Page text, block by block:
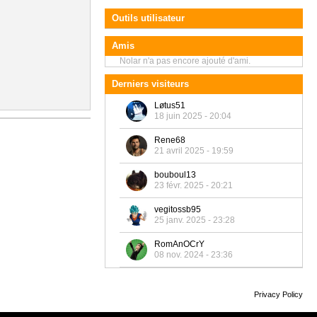
Outils utilisateur
Amis
Nolar n'a pas encore ajouté d'ami.
Derniers visiteurs
Løtus51
18 juin 2025 - 20:04
Rene68
21 avril 2025 - 19:59
bouboul13
23 févr. 2025 - 20:21
vegitossb95
25 janv. 2025 - 23:28
RomAnOCrY
08 nov. 2024 - 23:36
Privacy Policy